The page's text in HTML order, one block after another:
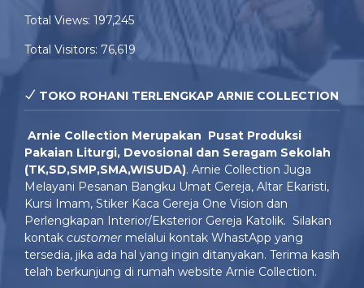
Total Views: 197,245
Total Visitors: 76,619
TOKO ROHANI TERLENGKAP ARNIE COLLECTION
Arnie Collection Merupakan Pusat Produksi
Pakaian Liturgi, Devosional dan Seragam Sekolah
(TK,SD,SMP,SMA,WISUDA). Arnie Collection Juga
Melayani Pesanan Bangku Umat Gereja, Altar Ekaristi,
Kursi Imam, Stiker Kaca Gereja One Vision dan
Perlengkapan Interior/Eksterior Gereja Katolik. Silakan
kontak customer melalui kontak WhastApp yang
tersedia, jika ada hal yang ingin ditanyakan. Terima kasih
telah berkunjung di rumah website Arnie Collection.